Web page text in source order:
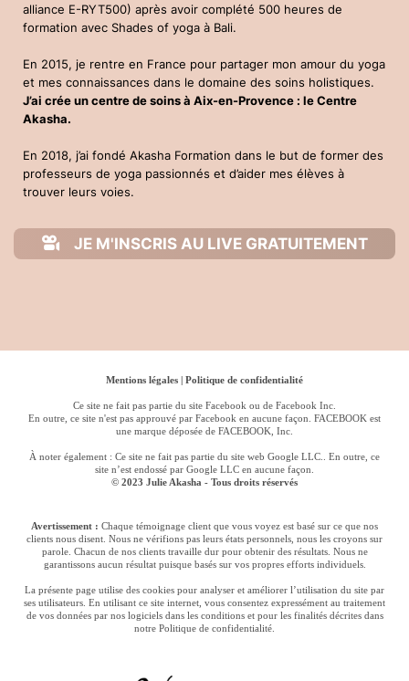
alliance E-RYT500) après avoir complété 500 heures de
formation avec Shades of yoga à Bali.
En 2015, je rentre en France pour partager mon amour du yoga
et mes connaissances dans le domaine des soins holistiques.
J’ai crée un centre de soins à Aix-en-Provence : le Centre
Akasha.
En 2018, j’ai fondé Akasha Formation dans le but de former des
professeurs de yoga passionnés et d’aider mes élèves à
trouver leurs voies.
JE M'INSCRIS AU LIVE GRATUITEMENT
Mentions légales | Politique de confidentialité
Ce site ne fait pas partie du site Facebook ou de Facebook Inc.
En outre, ce site n'est pas approuvé par Facebook en aucune façon. FACEBOOK est
une marque déposée de FACEBOOK, Inc.
À noter également : Ce site ne fait pas partie du site web Google LLC.. En outre, ce
site n’est endossé par Google LLC en aucune façon.
© 2023 Julie Akasha - Tous droits réservés
Avertissement : Chaque témoignage client que vous voyez est basé sur ce que nos
clients nous disent. Nous ne vérifions pas leurs états personnels, nous les croyons sur
parole. Chacun de nos clients travaille dur pour obtenir des résultats. Nous ne
garantissons aucun résultat puisque basés sur vos propres efforts individuels.
La présente page utilise des cookies pour analyser et améliorer l’utilisation du site par
ses utilisateurs. En utilisant ce site internet, vous consentez expressément au traitement
de vos données par nos logiciels dans les conditions et pour les finalités décrites dans
notre Politique de confidentialité.